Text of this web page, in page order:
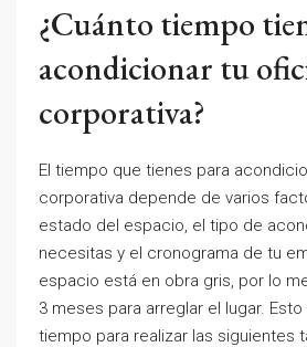
¿Cuánto tiempo
acondicionar tu
corporativa?
El tiempo que tienes para
corporativa depende de varios
estado del espacio, el tipo de
necesitas y el cronograma de tu
espacio está en obra gris, por lo
3 meses para arreglar el lugar.
tiempo para realizar las siguientes